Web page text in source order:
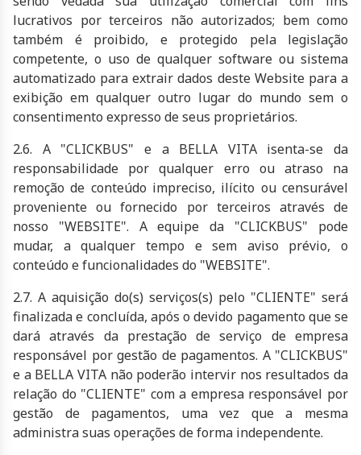
lucrativos por terceiros não autorizados; bem como
também é proibido, e protegido pela legislação
competente, o uso de qualquer software ou sistema
automatizado para extrair dados deste Website para a
exibição em qualquer outro lugar do mundo sem o
consentimento expresso de seus proprietários.
2.6. A "CLICKBUS" e a BELLA VITAisenta-se da
responsabilidade por qualquer erro ou atraso na
remoção de conteúdo impreciso, ilícito ou censurável
proveniente ou fornecido por terceiros através de
nosso "WEBSITE". A equipe da "CLICKBUS" pode
mudar, a qualquer tempo e sem aviso prévio, o
conteúdo e funcionalidades do "WEBSITE".
2.7. A aquisição do(s) serviços(s) pelo "CLIENTE" será
finalizada e concluída, após o devido pagamento que se
dará através da prestação de serviço de empresa
responsável por gestão de pagamentos. A "CLICKBUS"
e a BELLA VITA não poderão intervir nos resultados da
relação do "CLIENTE" com a empresa responsável por
gestão de pagamentos, uma vez que a mesma
administra suas operações de forma independente.